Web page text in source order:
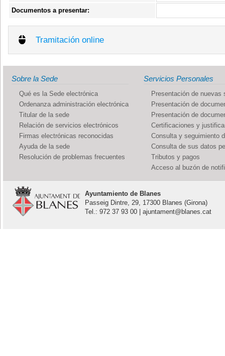
Documentos a presentar:
Tramitación online
Sobre la Sede
Qué es la Sede electrónica
Ordenanza administración electrónica
Titular de la sede
Relación de servicios electrónicos
Firmas electrónicas reconocidas
Ayuda de la sede
Resolución de problemas frecuentes
Servicios Personales
Presentación de nuevas
Presentación de
Presentación de
Certificaciones y
Consulta y seguimiento
Consulta de sus datos
Tributos y pagos
Acceso al buzón de
Ayuntamiento de Blanes
Passeig Dintre, 29, 17300 Blanes (Girona)
Tel.: 972 37 93 00 | ajuntament@blanes.cat